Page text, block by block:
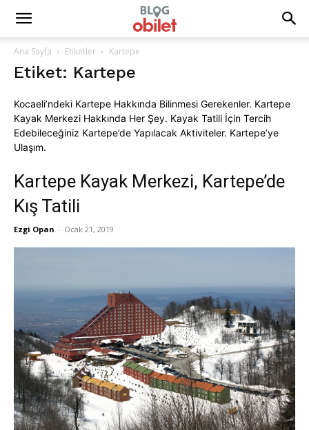
Ana Sayfa Etiketler Kartepe
Etiket: Kartepe
Kocaeli’ndeki Kartepe Hakkında Bilinmesi Gerekenler. Kartepe
Kayak Merkezi Hakkında Her Şey. Kayak Tatili İçin Tercih
Edebileceğiniz Kartepe’de Yapılacak Aktiviteler. Kartepe’ye
Ulaşım.
Kartepe Kayak Merkezi, Kartepe’de
Kış Tatili
Ezgi Opan - Ocak 21, 2019